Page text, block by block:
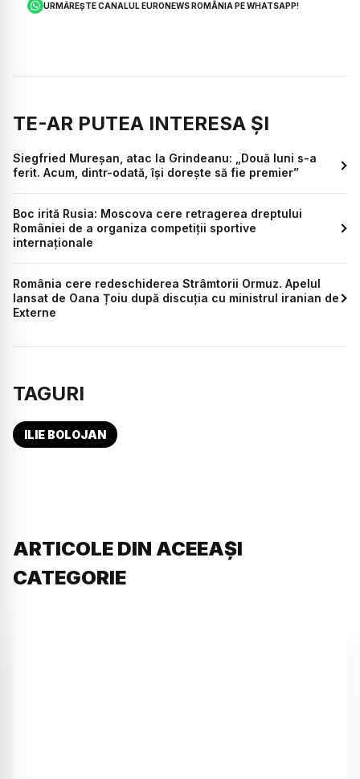
URMĂREȘTE CANALUL EURONEWS ROMÂNIA PE WHATSAPP!
TE-AR PUTEA INTERESA ȘI
Siegfried Mureșan, atac la Grindeanu: „Două luni s-a
ferit. Acum, dintr-odată, își dorește să fie premier”
Boc irită Rusia: Moscova cere retragerea dreptului
României de a organiza competiții sportive
internaționale
România cere redeschiderea Strâmtorii Ormuz. Apelul
lansat de Oana Țoiu după discuția cu ministrul iranian de
Externe
TAGURI
ILIE BOLOJAN
ARTICOLE DIN ACEEAȘI
CATEGORIE